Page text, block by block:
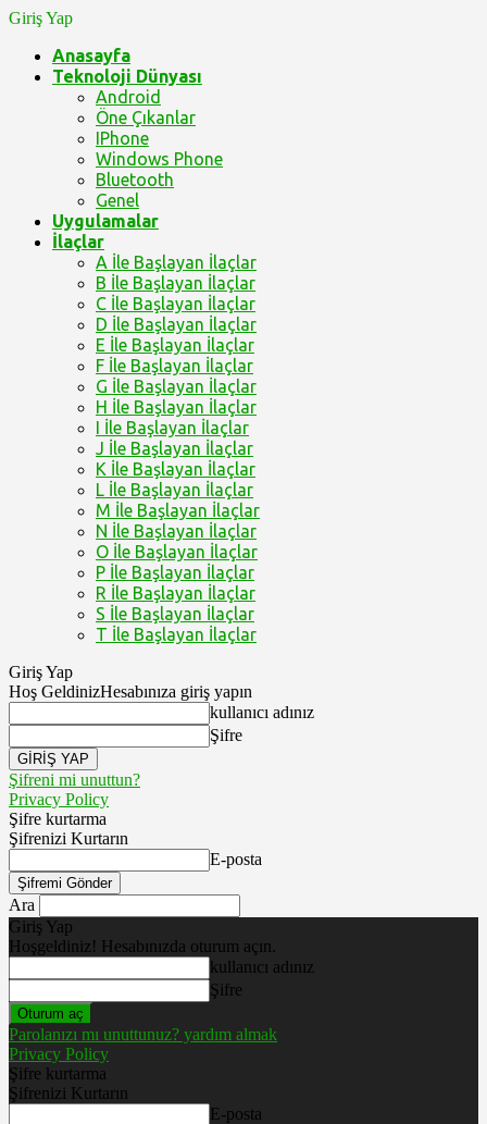
Giriş Yap
Anasayfa
Teknoloji Dünyası
Android
Öne Çıkanlar
IPhone
Windows Phone
Bluetooth
Genel
Uygulamalar
İlaçlar
A İle Başlayan İlaçlar
B İle Başlayan İlaçlar
C İle Başlayan İlaçlar
D İle Başlayan İlaçlar
E İle Başlayan İlaçlar
F İle Başlayan İlaçlar
G İle Başlayan İlaçlar
H İle Başlayan İlaçlar
I İle Başlayan İlaçlar
J İle Başlayan İlaçlar
K İle Başlayan İlaçlar
L İle Başlayan İlaçlar
M İle Başlayan İlaçlar
N İle Başlayan İlaçlar
O İle Başlayan İlaçlar
P İle Başlayan İlaçlar
R İle Başlayan İlaçlar
S İle Başlayan İlaçlar
T İle Başlayan İlaçlar
Giriş Yap
Hoş GeldinizHesabınıza giriş yapın
kullanıcı adınız
Şifre
Şifreni mi unuttun?
Privacy Policy
Şifre kurtarma
Şifrenizi Kurtarın
E-posta
Ara
Giriş Yap
Hoşgeldiniz! Hesabınızda oturum açın.
kullanıcı adınız
Şifre
Parolanızı mı unuttunuz? yardım almak
Privacy Policy
Şifre kurtarma
Şifrenizi Kurtarın
E-posta